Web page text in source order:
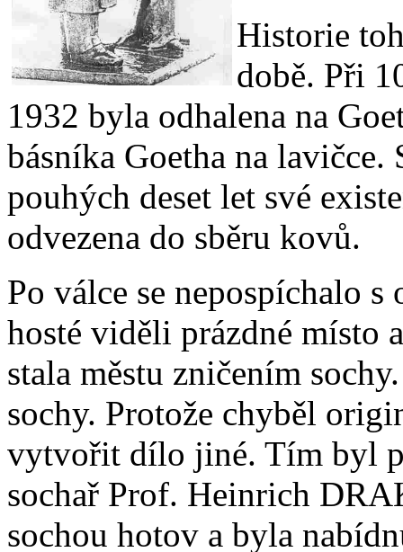
Historie
době. Při
1932 byla odhalena na
básníka Goetha na lavičce.
pouhých deset let své
odvezena do sběru kovů.
Po válce se nepospíchalo
hosté viděli prázdné místo
stala městu zničením
sochy. Protože chyběl
vytvořit dílo jiné. Tím byl
sochař Prof. Heinrich
sochou hotov a byla